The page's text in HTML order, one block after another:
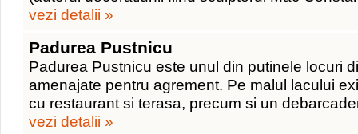
vezi detalii »
Padurea Pustnicu
Padurea Pustnicu este unul din putinele locuri
amenajate pentru agrement. Pe malul lacului
cu restaurant si terasa, precum si un
vezi detalii »